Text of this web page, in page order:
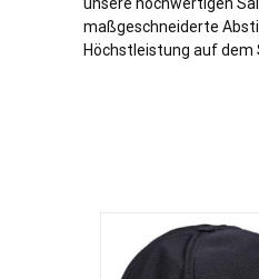
unsere hochwertigen
maßgeschneiderte
Höchstleistung auf dem